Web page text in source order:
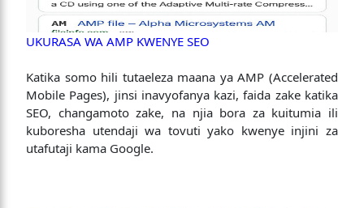
UKURASA WA AMP KWENYE SEO
Katika somo hili tutaeleza maana ya AMP (Accelerated
Mobile Pages), jinsi inavyofanya kazi, faida zake katika
SEO, changamoto zake, na njia bora za kuitumia ili
kuboresha utendaji wa tovuti yako kwenye injini za
utafutaji kama Google.